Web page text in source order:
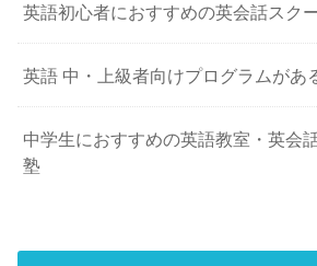
英語初心者におすすめの英会話スク
英語 中・上級者向けプログラムがあ
中学生におすすめの英語教室・英会
塾